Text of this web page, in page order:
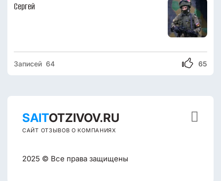
Сергей
65
Записей 64
SAITOTZIVOV.RU
САЙТ ОТЗЫВОВ О КОМПАНИЯХ
2025 © Все права защищены
